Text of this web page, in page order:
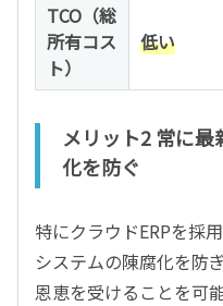
TCO（総
所有コス
ト）
低い
メリット2 常に
化を防ぐ
特にクラウドERPを採
システムの陳腐化を防
恩恵を受けることを可